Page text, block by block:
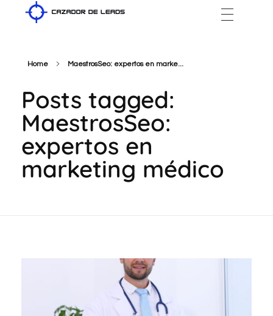
Home MaestrosSeo: expertos en marke...
Posts tagged:
MaestrosSeo:
expertos en
marketing médico